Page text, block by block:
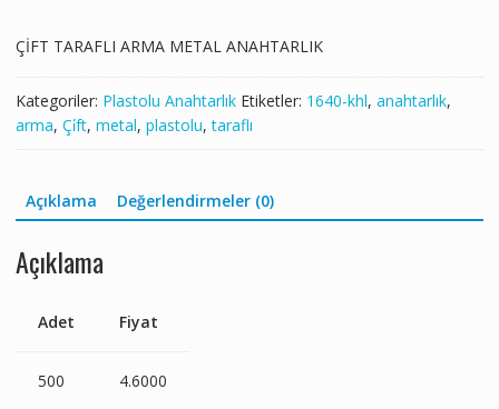
ÇİFT TARAFLI ARMA METAL ANAHTARLIK
Kategoriler: Plastolu Anahtarlık Etiketler: 1640-khl, anahtarlık,
arma, Çi̇ft, metal, plastolu,taraflı
Açıklama Değerlendirmeler (0)
Açıklama
Adet Fiyat
500 4.6000